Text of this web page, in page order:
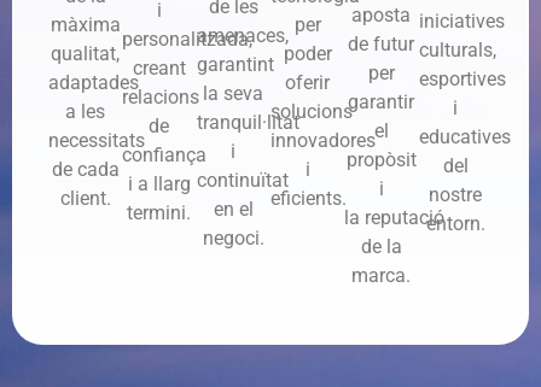
màxima
qualitat,
adaptades
a les
necessitats
de cada
client.
i
personalitzada,
creant
relacions
de
confiança
i a llarg
termini.
de les
amenaces,
garantint
la seva
tranquil·litat
i
continuïtat
en el
negoci.
per
poder
oferir
solucions
innovadores
i
eficients.
aposta
de futur
per
garantir
el
propòsit
i
la reputació
de la
marca.
iniciatives
culturals,
esportives
i
educatives
del
nostre
entorn.